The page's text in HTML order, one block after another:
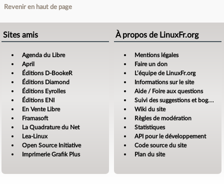
Revenir en haut de page
Sites amis
Agenda du Libre
April
Éditions D-BookeR
Éditions Diamond
Éditions Eyrolles
Éditions ENI
En Vente Libre
Framasoft
La Quadrature du Net
Lea-Linux
Open Source Initiative
Imprimerie Grafik Plus
À propos de LinuxFr.org
Mentions légales
Faire un don
L’équipe de LinuxFr.org
Informations sur le site
Aide / Foire aux questions
Suivi des suggestions et bogues
Wiki du site
Règles de modération
Statistiques
API pour le développement
Code source du site
Plan du site